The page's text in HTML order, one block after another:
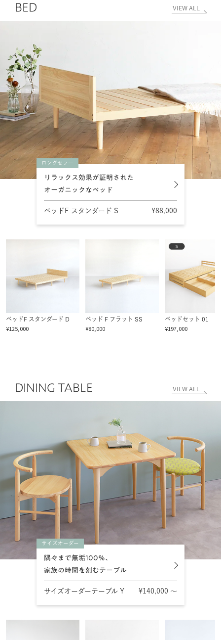
BED VIEW ALL
ロングセラー
リラックス効果が証明された
オーガニックなベッド
ベッドF スタンダード S ¥88,000
ベッドF スタンダード D
¥125,000
ベッド F フラット SS
¥80,000
ベッドセット 01
¥197,000
DINING TABLE VIEW ALL
サイズオーダー
隅々まで無垢100％、
家族の時間を刻むテーブル
サイズオーダーテーブル Y ¥140,000 〜